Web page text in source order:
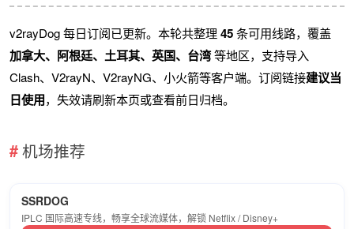
v2rayDog 每日订阅已更新。本轮共整理45条可用线路，覆盖
加拿大、阿根廷、土耳其、英国、台湾等地区，支持导入
Clash、V2rayN、V2rayNG、小火箭等客户端。订阅链接建议当
日使用，失效请刷新本页或查看前日归档。
机场推荐
SSRDOG
IPLC 国际高速专线，畅享全球流媒体，解锁 Netflix / Disney+